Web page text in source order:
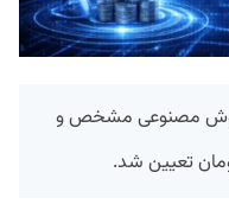
هوش مصنوعی مشخص و